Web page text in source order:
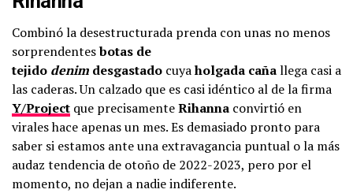
Combinó la desestructurada prenda con unas no menos
sorprendentesbotas de
tejido denim desgastado cuyaholgada cañallega casi a
las caderas. Un calzado que es casi idéntico al de la firma
Y/Project que precisamenteRihanna convirtió en
virales hace apenas un mes. Es demasiado pronto para
saber si estamos ante una extravagancia puntual o la más
audaz tendencia de otoño de 2022-2023, pero por el
momento, no dejan a nadie indiferente.